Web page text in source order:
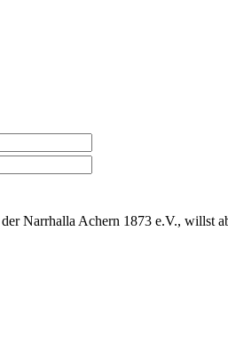
Narrhalla Achern 1873 e.V., willst